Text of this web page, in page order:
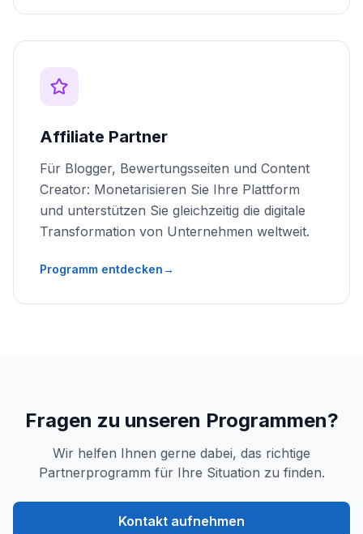
Affiliate Partner
Für Blogger, Bewertungsseiten und Content
Creator: Monetarisieren Sie Ihre Plattform
und unterstützen Sie gleichzeitig die digitale
Transformation von Unternehmen weltweit.
Programm entdecken→
Fragen zu unseren Programmen?
Wir helfen Ihnen gerne dabei, das richtige
Partnerprogramm für Ihre Situation zu finden.
Kontakt aufnehmen